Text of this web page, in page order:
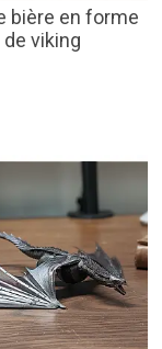
bière en forme
viking